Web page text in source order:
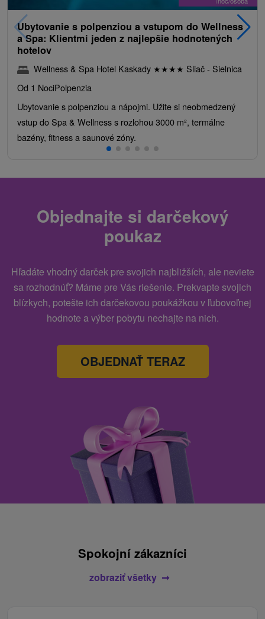
Ubytovanie s polpenziou a vstupom do Wellness
a Spa: Klientmi jeden z najlepšie hodnotených
hotelov
Wellness & Spa Hotel Kaskady ★★★★ Sliač - Sielnica
Od 1 NociPolpenzia
Ubytovanie s polpenziou a nápojmi. Užite si neobmedzený
vstup do Spa & Wellness s rozlohou 3000 m², termálne
bazény, fitness a saunové zóny.
Objednajte si darčekový
poukaz
Hľadáte vhodný darček pre svojich najbližších, ale neviete
sa rozhodnúť? Máme pre Vás riešenie. Prekvapte svojich
blízkych, potešte ich darčekovou poukážkou v ľubovoľnej
hodnote a výber pobytu nechajte na nich.
OBJEDNAŤ TERAZ
Spokojní zákazníci
zobraziť všetky